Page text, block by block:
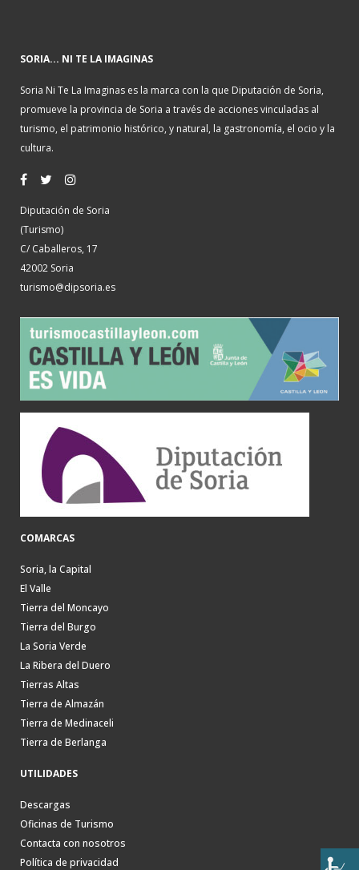
SORIA... NI TE LA IMAGINAS
Soria Ni Te La Imaginas es la marca con la que Diputación de Soria,
promueve la provincia de Soria a través de acciones vinculadas al
turismo, el patrimonio histórico, y natural, la gastronomía, el ocio y la
cultura.
Diputación de Soria
(Turismo)
C/ Caballeros, 17
42002 Soria
turismo@dipsoria.es
COMARCAS
Soria, la Capital
El Valle
Tierra del Moncayo
Tierra del Burgo
La Soria Verde
La Ribera del Duero
Tierras Altas
Tierra de Almazán
Tierra de Medinaceli
Tierra de Berlanga
UTILIDADES
Descargas
Oficinas de Turismo
Contacta con nosotros
Política de privacidad